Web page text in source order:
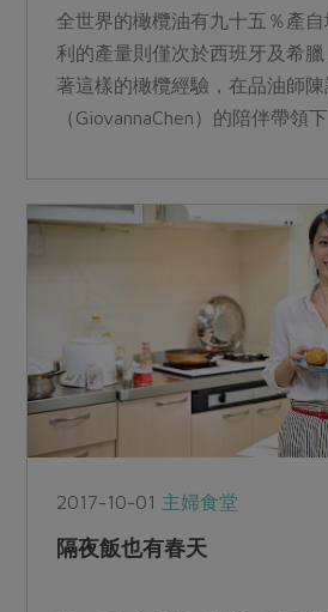
全世界的橄欖油有九十五％產
利的產量則僅次於西班牙及希
著這樣的橄欖經驗，在品油師陳
（GiovannaChen）的陪伴帶領
2017-10-01 主婦食堂
隔夜飯也有春天